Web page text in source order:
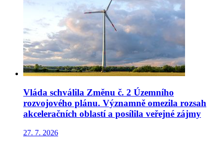
Vláda schválila Změnu č. 2 Územního
rozvojového plánu. Významně omezila rozsah
akceleračních oblastí a posílila veřejné zájmy
27. 7. 2026